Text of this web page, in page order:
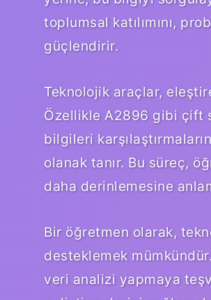
toplumsal katılımını,
güçlendirir.
Teknolojik araçlar,
Özellikle A2896 gibi çift
bilgileri
olanak tanır. Bu süreç,
daha derinlemesine
Bir öğretmen olarak,
desteklemek
veri analizi yapmaya